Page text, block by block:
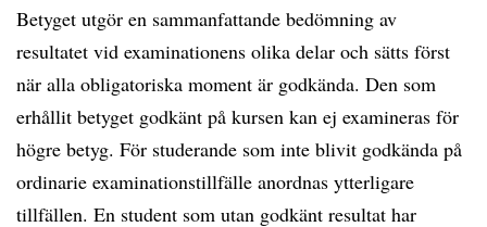
Betyget utgör en sammanfattande bedömning av
resultatet vid examinationens olika delar och sätts först
när alla obligatoriska moment är godkända. Den som
erhållit betyget godkänt på kursen kan ej examineras för
högre betyg. För studerande som inte blivit godkända på
ordinarie examinationstillfälle anordnas ytterligare
tillfällen. En student som utan godkänt resultat har